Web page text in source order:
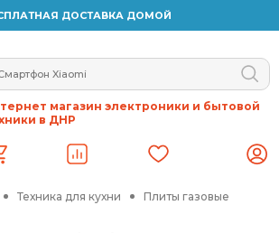
ДОСТАВКА ДОМОЙ
магазин электроники и бытовой
в ДНР
Техника для кухни Плиты газовые